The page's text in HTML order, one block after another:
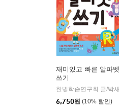
재미있고 빠른 알파벳
쓰기
6,750원 (10% 할인)